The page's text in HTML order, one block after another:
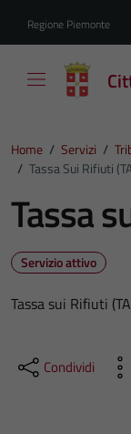
Regione Piemonte
Home / Servizi /
/ Tassa Sui Rifiuti
Tassa
Servizio attivo
Tassa sui Rifiuti
Condividi